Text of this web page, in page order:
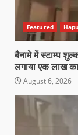
Featured
बैनामे में स्टाम्प
लगाया एक लाख
August 6, 2026